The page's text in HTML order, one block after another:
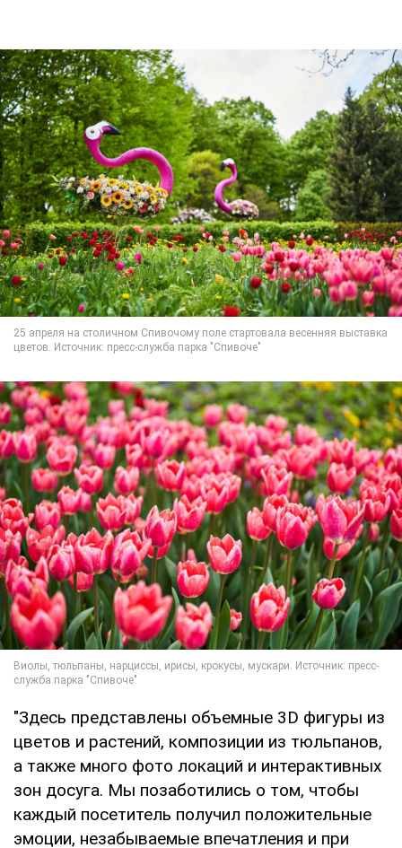
"Здесь представлены объемные 3D фигуры из
цветов и растений, композиции из тюльпанов,
а также много фото локаций и интерактивных
зон досуга. Мы позаботились о том, чтобы
каждый посетитель получил положительные
эмоции, незабываемые впечатления и при